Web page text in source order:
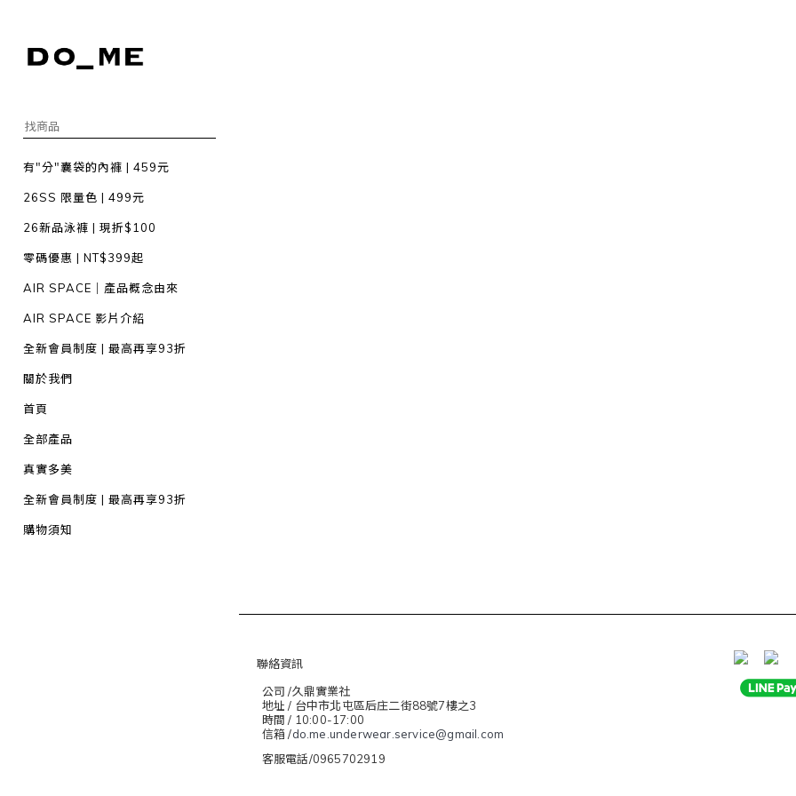
有"分"囊袋的內褲 | 459元
26SS 限量色 | 499元
26新品泳褲 | 現折$100
零碼優惠 | NT$399起
AIR SPACE｜產品概念由來
AIR SPACE 影片介紹
全新會員制度 | 最高再享93折
關於我們
首頁
全部產品
真實多美
全新會員制度 | 最高再享93折
購物須知
聯絡資訊
公司 /久鼎實業社
地址 / 台中市北屯區后庄二街88號7樓之3
時間 / 10:00-17:00
信箱 /do.me.underwear.service@gmail.com
客服電話/0965702919